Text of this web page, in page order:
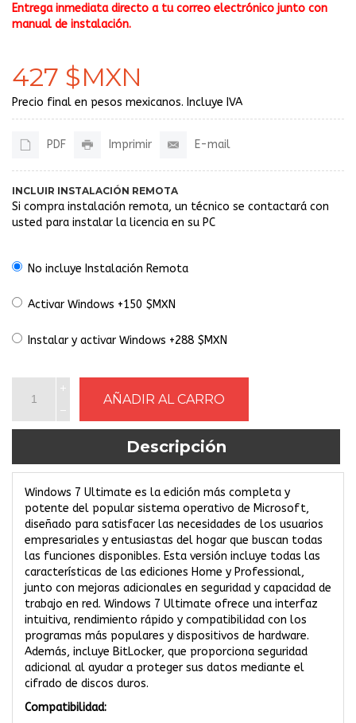
Entrega inmediata directo a tu correo electrónico junto con
manual de instalación.
427 $MXN
Precio final en pesos mexicanos. Incluye IVA
PDF Imprimir E-mail
INCLUIR INSTALACIÓN REMOTA
Si compra instalación remota, un técnico se contactará con
usted para instalar la licencia en su PC
No incluye Instalación Remota
Activar Windows +150 $MXN
Instalar y activar Windows +288 $MXN
Descripción
Windows 7 Ultimate es la edición más completa y
potente del popular sistema operativo de Microsoft,
diseñado para satisfacer las necesidades de los usuarios
empresariales y entusiastas del hogar que buscan todas
las funciones disponibles. Esta versión incluye todas las
características de las ediciones Home y Professional,
junto con mejoras adicionales en seguridad y capacidad de
trabajo en red. Windows 7 Ultimate ofrece una interfaz
intuitiva, rendimiento rápido y compatibilidad con los
programas más populares y dispositivos de hardware.
Además, incluye BitLocker, que proporciona seguridad
adicional al ayudar a proteger sus datos mediante el
cifrado de discos duros.
Compatibilidad: